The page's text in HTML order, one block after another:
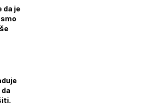
da je